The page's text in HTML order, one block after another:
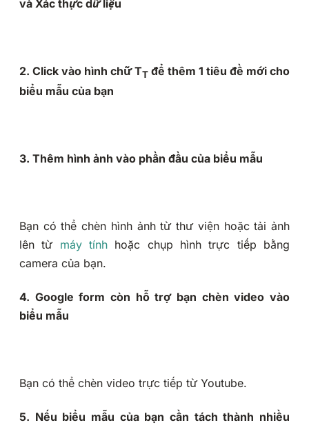
và Xác thực dữ liệu
2. Click vào hình chữ TT để thêm 1 tiêu đề mới cho
biểu mẫu của bạn
3. Thêm hình ảnh vào phần đầu của biểu mẫu
Bạn có thể chèn hình ảnh từ thư viện hoặc tải ảnh
lên từ máy tính hoặc chụp hình trực tiếp bằng
camera của bạn.
4. Google form còn hỗ trợ bạn chèn video vào
biểu mẫu
Bạn có thể chèn video trực tiếp từ Youtube.
5. Nếu biểu mẫu của bạn cần tách thành nhiều